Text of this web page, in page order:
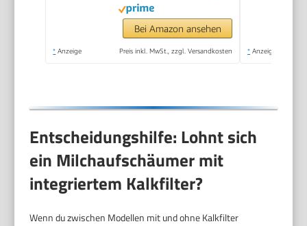
Schokolade, mit
Ständer, Schwarz
Bei Amazon ansehen
* Anzeige Preis inkl. MwSt., zzgl. Versandkosten * Anzeige
Entscheidungshilfe: Lohnt sich
ein Milchaufschäumer mit
integriertem Kalkfilter?
Wenn du zwischen Modellen mit und ohne Kalkfilter